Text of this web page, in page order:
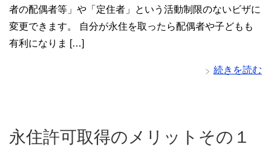
者の配偶者等」や「定住者」という活動制限のないビザに
変更できます。 自分が永住を取ったら配偶者や子どもも
有利になりま […]
続きを読む
永住許可取得のメリットその１